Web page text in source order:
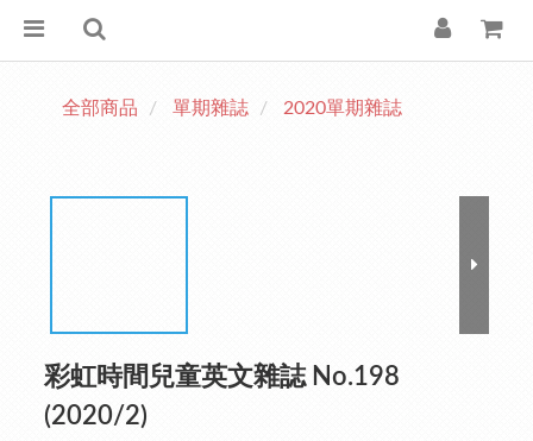
全部商品 單期雜誌 2020單期雜誌
彩虹時間兒童英文雜誌 No.198
(2020/2)